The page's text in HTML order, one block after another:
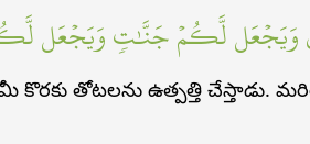
وَيَجۡعَل لَّكُمۡ جَنَّٰتٖ وَيَجۡعَل لَّكُمۡ
తోటలను ఉత్పత్తి చేస్తాడు.